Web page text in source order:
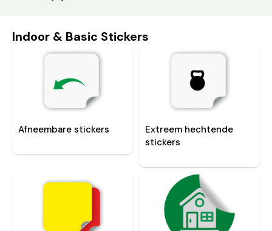
Indoor & Basic Stickers
Afneembare stickers
Extreem hechtende
stickers